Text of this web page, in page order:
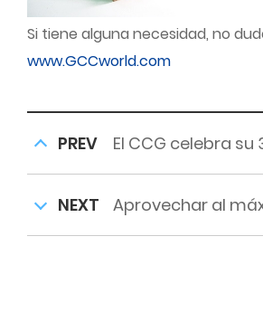
Si tiene alguna necesidad, no
www.GCCworld.com
PREV El CCG celebra
NEXT Aprovechar al